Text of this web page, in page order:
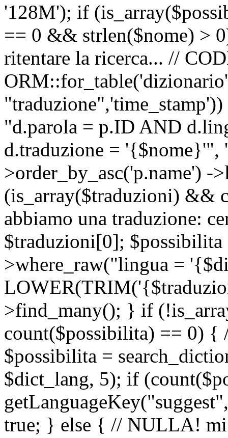
'128M'); if
== 0 && strlen($nome) >
ritentare la ricerca... //
"d.parola = p.ID AND
d.traduzione = '{$nome}'",
>order_by_asc('p.name')
(is_array($traduzioni) &&
abbiamo una traduzione:
$traduzioni[0];
>where_raw("lingua =
>find_many(); } if
count($possibilita) == 0) {
$possibilita =
$dict_lang, 5); if
true; } else { // NULLA! mi